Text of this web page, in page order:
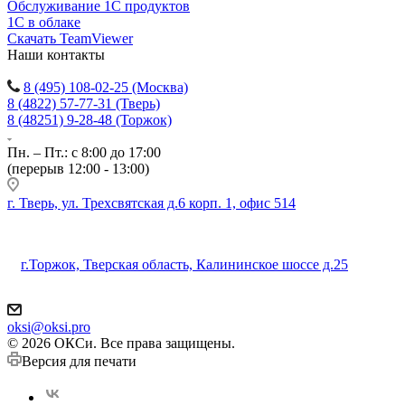
Обслуживание 1С продуктов
1С в облаке
Скачать TeamViewer
Наши контакты
8 (495) 108-02-25 (Москва)
8 (4822) 57-77-31 (Тверь)
8 (48251) 9-28-48 (Торжок)
Пн. – Пт.: с 8:00 до 17:00
(перерыв 12:00 - 13:00)
г. Тверь, ул. Трехсвятская д.6 корп. 1, офис 514
г.Торжок, Тверская область, Калининское шоссе д.25
oksi@oksi.pro
© 2026 ОКСи. Все права защищены.
Версия для печати